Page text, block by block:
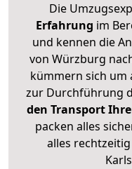
Die
Erfahrung im
und kennen die
von Würzburg
kümmern sich um
zur Durchführung
den Transport
packen alles
alles